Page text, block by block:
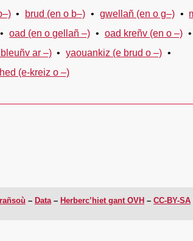
brud (en o b–) gwellañ (en o g–)
oad (en o gellañ –)
oad kreñv (en o –)
ar –)
yaouankiz (e brud o –)
(e-kreiz o –)
Data Herberc’hiet gant OVH CC-BY-SA